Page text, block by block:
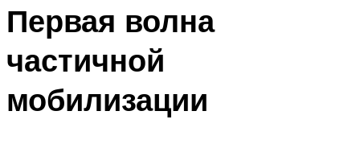
Первая волна
частичной
мобилизации